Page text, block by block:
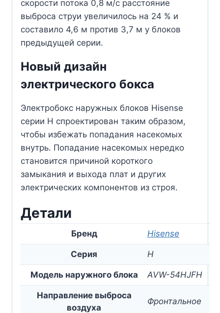
скорости потока 0,8 м/с расстояние
выброса струи увеличилось на 24 % и
составило 4,6 м против 3,7 м у блоков
предыдущей серии.
Новый дизайн
электрического бокса
Электробокс наружных блоков Hisense
серии H спроектирован таким образом,
чтобы избежать попадания насекомых
внутрь. Попадание насекомых нередко
становится причиной короткого
замыкания и выхода плат и других
электрических компонентов из строя.
Детали
Бренд Hisense
Серия H
Модель наружного блока AVW-54HJFH
Направление выброса
воздуха
Фронтальное